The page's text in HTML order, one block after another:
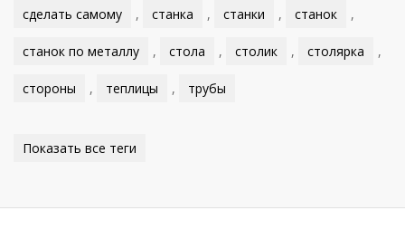
сделать самому , станка , станки , станок ,
станок по металлу , стола , столик , столярка ,
стороны , теплицы , трубы
Показать все теги